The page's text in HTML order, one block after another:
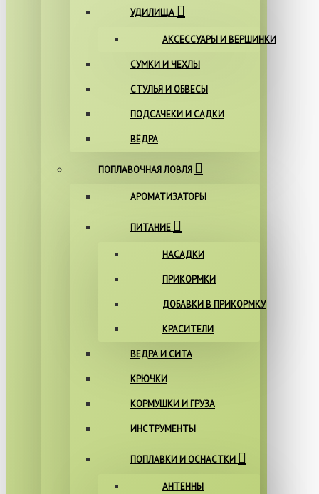
УДИЛИЩА
АКСЕССУАРЫ И ВЕРШИНКИ
СУМКИ И ЧЕХЛЫ
СТУЛЬЯ И ОБВЕСЫ
ПОДСАЧЕКИ И САДКИ
ВЁДРА
ПОПЛАВОЧНАЯ ЛОВЛЯ
АРОМАТИЗАТОРЫ
ПИТАНИЕ
НАСАДКИ
ПРИКОРМКИ
ДОБАВКИ В ПРИКОРМКУ
КРАСИТЕЛИ
ВЕДРА И СИТА
КРЮЧКИ
КОРМУШКИ И ГРУЗА
ИНСТРУМЕНТЫ
ПОПЛАВКИ И ОСНАСТКИ
АНТЕННЫ